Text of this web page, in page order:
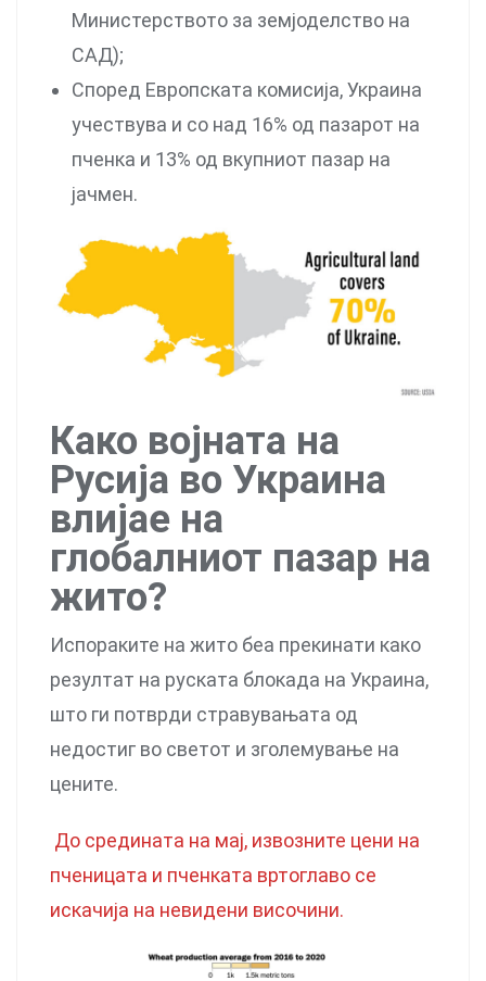
Министерството за земјоделство на
САД);
Според Европската комисија, Украина
учествува и со над 16% од пазарот на
пченка и 13% од вкупниот пазар на
јачмен.
Како војната на
Русија во Украина
влијае на
глобалниот пазар на
жито?
Испораките на жито беа прекинати како
резултат на руската блокада на Украина,
што ги потврди стравувањата од
недостиг во светот и зголемување на
цените.
До средината на мај, извозните цени на
пченицата и пченката вртоглаво се
искачија на невидени височини.